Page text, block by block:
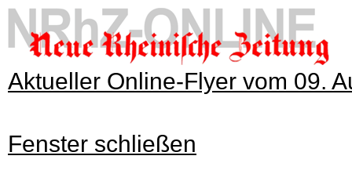
Aktueller Online-Flyer vom 09.
Fenster schließen